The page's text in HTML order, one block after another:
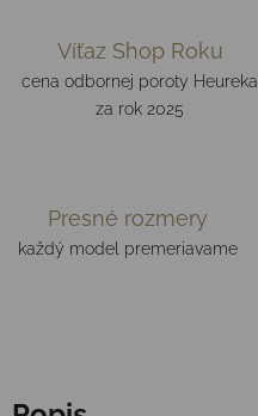
Víťaz Shop Roku
cena odbornej poroty Heureka
za rok 2025
Presné rozmery
každý model premeriavame